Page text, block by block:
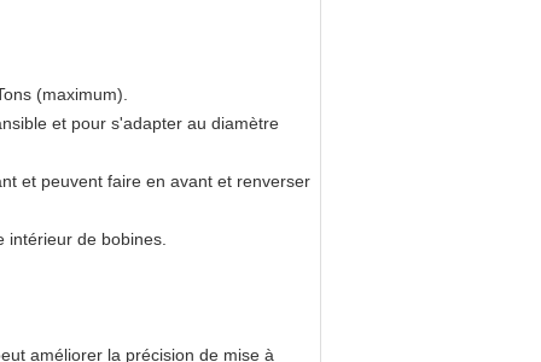
(maximum).
et pour s'adapter au diamètre
et peuvent faire en avant et renverser
de bobines.
améliorer la précision de mise à